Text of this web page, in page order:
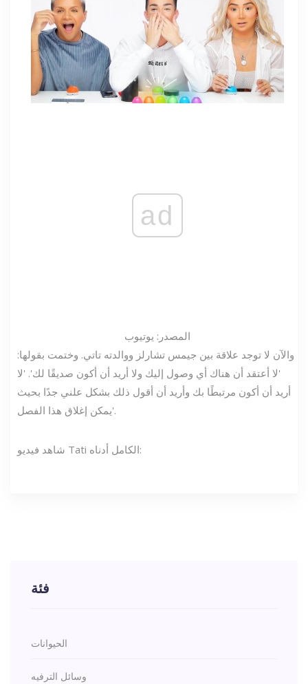
ad
المصدر: يوتيوب
والآن لا توجد علاقة بين جيمس تشارلز ووالدته تاتي. وختمت بقولها:
'لا أعتقد أن هناك أي وصول إليك ولا أريد أن أكون صديقًا لك'. 'لا
أريد أن أكون مرتبطًا بك وأريد أن أقول ذلك بشكل علني جدًا بحيث
يمكن إغلاق هذا الفصل'.
شاهد فيديو Tati الكامل أدناه:
فئة
الحيوانات
وسائل الترفيه